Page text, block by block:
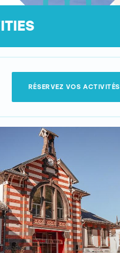
RÉSERVEZ VOS ACTIVITÉS